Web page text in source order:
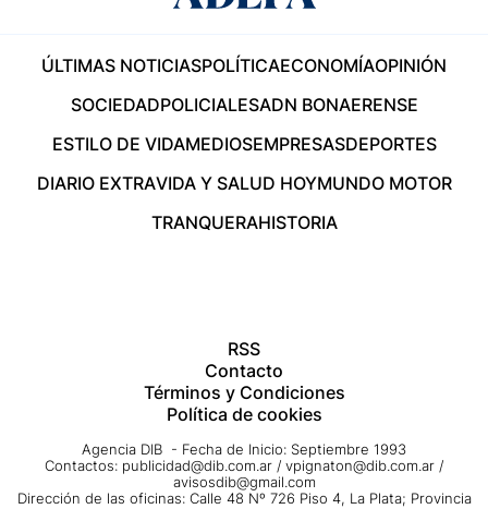
ÚLTIMAS NOTICIASPOLÍTICAECONOMÍAOPINIÓN
SOCIEDADPOLICIALESADN BONAERENSE
ESTILO DE VIDAMEDIOSEMPRESASDEPORTES
DIARIO EXTRAVIDA Y SALUD HOYMUNDO MOTOR
TRANQUERAHISTORIA
RSS
Contacto
Términos y Condiciones
Política de cookies
Agencia DIB - Fecha de Inicio: Septiembre 1993
Contactos: publicidad@dib.com.ar / vpignaton@dib.com.ar /
avisosdib@gmail.com
Dirección de las oficinas: Calle 48 Nº 726 Piso 4, La Plata; Provincia